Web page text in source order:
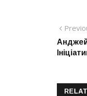
Анджей